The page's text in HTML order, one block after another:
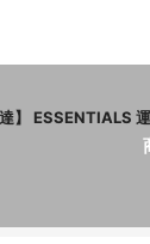
】 ESSENTIALS